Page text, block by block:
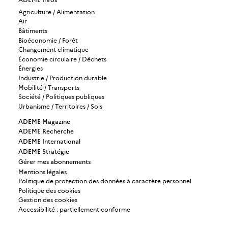
Agriculture / Alimentation
Air
Bâtiments
Bioéconomie / Forêt
Changement climatique
Économie circulaire / Déchets
Énergies
Industrie / Production durable
Mobilité / Transports
Société / Politiques publiques
Urbanisme / Territoires / Sols
ADEME Magazine
ADEME Recherche
ADEME International
ADEME Stratégie
Gérer mes abonnements
Mentions légales
Politique de protection des données à caractère personnel
Politique des cookies
Gestion des cookies
Accessibilité : partiellement conforme